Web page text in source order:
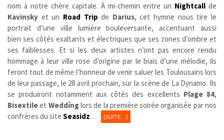
nom à notre chère capitale. À mi-chemin entre un Nightcall de
Kavinsky et un Road Trip de Darius, cet hymne nous tire le
portrait d’une ville lumière bouleversante, accentuant aussi
bien ses côtés exaltants et électriques que ses zones d’ombre et
ses faiblesses. Et si les deux artistes n’ont pas encore rendu
hommage à leur ville rose d’origine par le biais d’une mélodie, ils
feront tout de même l’honneur de venir saluer les Toulousains lors
de leur passage, le 28 avril prochain, sur la scène de La Dynamo. Ils
se produiront notamment aux côtés des excellents Plage 84,
Bisextileet Weddínglors de la première soirée organisée par nos
confrères du site Seasidz… (SUITE…)